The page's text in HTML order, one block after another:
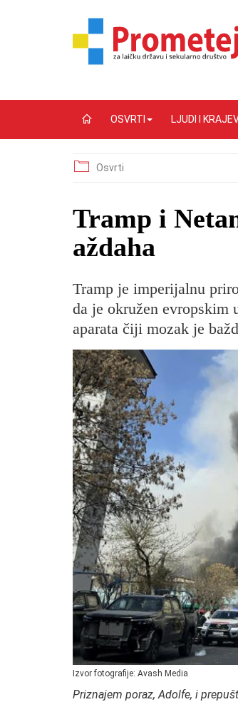
OSVRTI LJUDI I
Osvrti
Tramp i
aždaha
Tramp je imperijalnu
da je okružen evropskim
aparata čiji mozak je
Izvor fotografije: Avash Media
Priznajem poraz, Adolfe, i